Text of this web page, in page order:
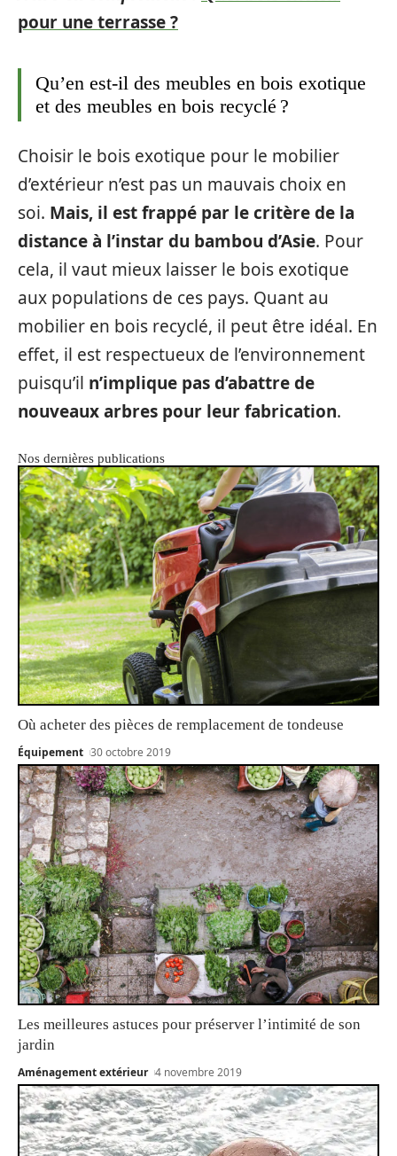
pour une terrasse ?
Qu’en est-il des meubles en bois exotique
et des meubles en bois recyclé ?
Choisir le bois exotique pour le mobilier
d’extérieur n’est pas un mauvais choix en
soi. Mais, il est frappé par le critère de la
distance à l’instar du bambou d’Asie. Pour
cela, il vaut mieux laisser le bois exotique
aux populations de ces pays. Quant au
mobilier en bois recyclé, il peut être idéal. En
effet, il est respectueux de l’environnement
puisqu’il n’implique pas d’abattre de
nouveaux arbres pour leur fabrication.
Nos dernières publications
Où acheter des pièces de remplacement de tondeuse
Équipement 30 octobre 2019
Les meilleures astuces pour préserver l’intimité de son
jardin
Aménagement extérieur 4 novembre 2019